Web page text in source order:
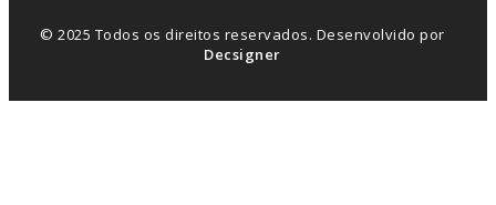
© 2025 Todos os direitos reservados. Desenvolvido por
Decsigner